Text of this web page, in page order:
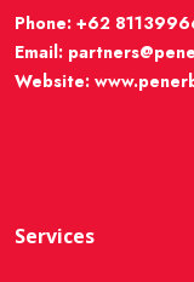
Phone: +62
Email:
Website:
Services